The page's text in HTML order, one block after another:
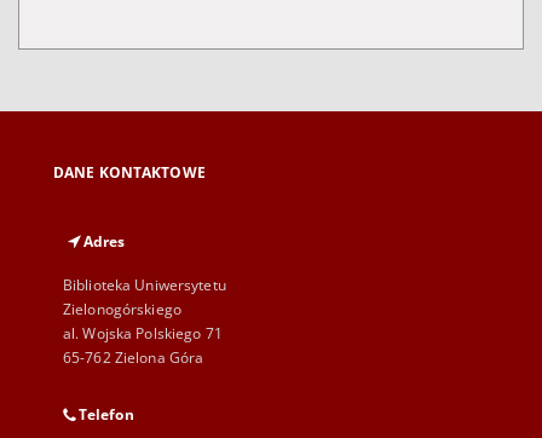
DANE KONTAKTOWE
Adres
Biblioteka Uniwersytetu
Zielonogórskiego
al. Wojska Polskiego 71
65-762 Zielona Góra
Telefon